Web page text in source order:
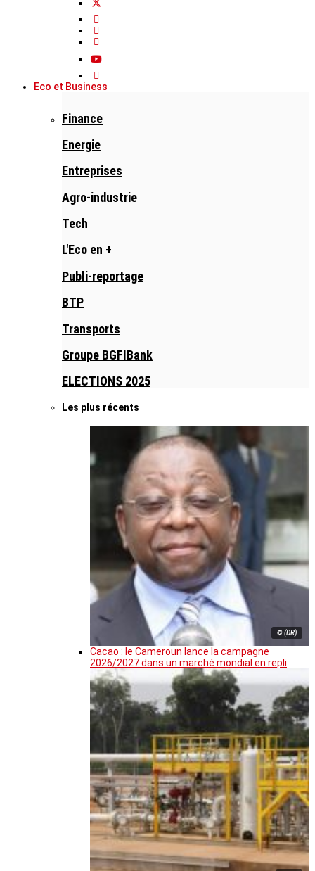
Eco et Business
Finance
Energie
Entreprises
Agro-industrie
Tech
L'Eco en +
Publi-reportage
BTP
Transports
Groupe BGFIBank
ELECTIONS 2025
Les plus récents
© (DR)
Cacao : le Cameroun lance la campagne
2026/2027 dans un marché mondial en repli